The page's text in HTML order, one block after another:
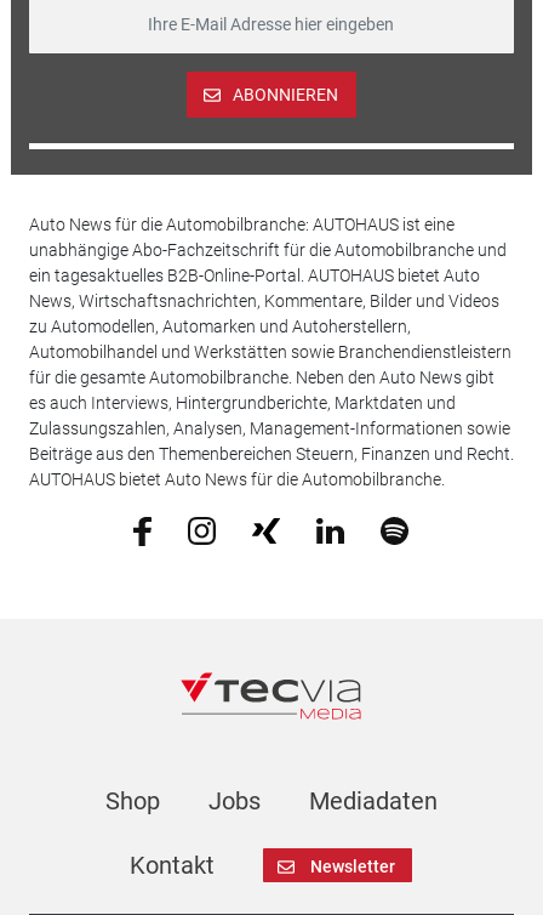
ABONNIEREN
Auto News für die Automobilbranche: AUTOHAUS ist eine
unabhängige Abo-Fachzeitschrift für die Automobilbranche und
ein tagesaktuelles B2B-Online-Portal. AUTOHAUS bietet Auto
News, Wirtschaftsnachrichten, Kommentare, Bilder und Videos
zu Automodellen, Automarken und Autoherstellern,
Automobilhandel und Werkstätten sowie Branchendienstleistern
für die gesamte Automobilbranche. Neben den Auto News gibt
es auch Interviews, Hintergrundberichte, Marktdaten und
Zulassungszahlen, Analysen, Management-Informationen sowie
Beiträge aus den Themenbereichen Steuern, Finanzen und Recht.
AUTOHAUS bietet Auto News für die Automobilbranche.
Shop Jobs Mediadaten
Kontakt Newsletter